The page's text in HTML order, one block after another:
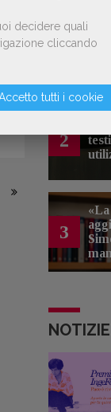
decidere quali
cliccando
tutti i cookie
1
2
3